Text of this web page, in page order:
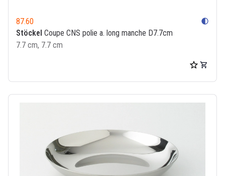
87.60 contrast
Stöckel Coupe CNS polie a. long manche D7.7cm
7.7 cm, 7.7 cm